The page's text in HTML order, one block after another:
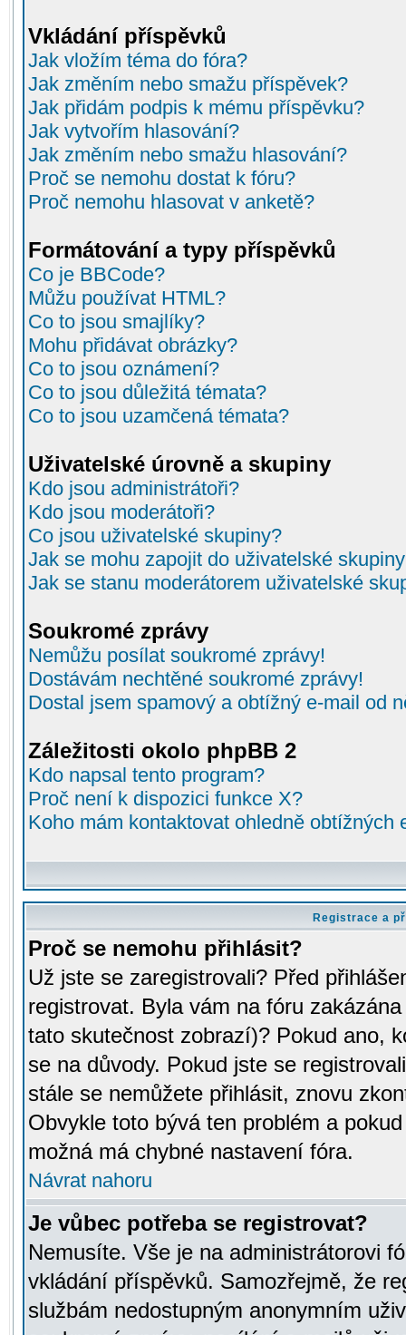
Vkládání příspěvků
Jak vložím téma do fóra?
Jak změním nebo smažu příspěvek?
Jak přidám podpis k mému příspěvku?
Jak vytvořím hlasování?
Jak změním nebo smažu hlasování?
Proč se nemohu dostat k fóru?
Proč nemohu hlasovat v anketě?
Formátování a typy příspěvků
Co je BBCode?
Můžu používat HTML?
Co to jsou smajlíky?
Mohu přidávat obrázky?
Co to jsou oznámení?
Co to jsou důležitá témata?
Co to jsou uzamčená témata?
Uživatelské úrovně a skupiny
Kdo jsou administrátoři?
Kdo jsou moderátoři?
Co jsou uživatelské skupiny?
Jak se mohu zapojit do uživatelské
Jak se stanu moderátorem uživatelské
Soukromé zprávy
Nemůžu posílat soukromé zprávy!
Dostávám nechtěné soukromé zprávy!
Dostal jsem spamový a obtížný e-mail od
Záležitosti okolo phpBB 2
Kdo napsal tento program?
Proč není k dispozici funkce X?
Koho mám kontaktovat ohledně
Registrace a
Proč se nemohu přihlásit?
Už jste se zaregistrovali? Před
registrovat. Byla vám na fóru
tato skutečnost zobrazí)? Pokud ano,
se na důvody. Pokud jste se
stále se nemůžete přihlásit, znovu
Obvykle toto bývá ten problém a
možná má chybné nastavení fóra.
Návrat nahoru
Je vůbec potřeba se registrovat?
Nemusíte. Vše je na administrátorovi
vkládání příspěvků. Samozřejmě, že
službám nedostupným anonymním